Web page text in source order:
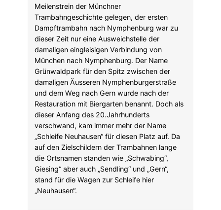
Meilenstrein der Münchner
Trambahngeschichte gelegen, der ersten
Dampftrambahn nach Nymphenburg war zu
dieser Zeit nur eine Ausweichstelle der
damaligen eingleisigen Verbindung von
München nach Nymphenburg. Der Name
Grünwaldpark für den Spitz zwischen der
damaligen Äusseren Nymphenburgerstraße
und dem Weg nach Gern wurde nach der
Restauration mit Biergarten benannt. Doch als
dieser Anfang des 20.Jahrhunderts
verschwand, kam immer mehr der Name
„Schleife Neuhausen“ für diesen Platz auf. Da
auf den Zielschildern der Trambahnen lange
die Ortsnamen standen wie „Schwabing“,
Giesing“ aber auch „Sendling“ und „Gern“,
stand für die Wagen zur Schleife hier
„Neuhausen“.